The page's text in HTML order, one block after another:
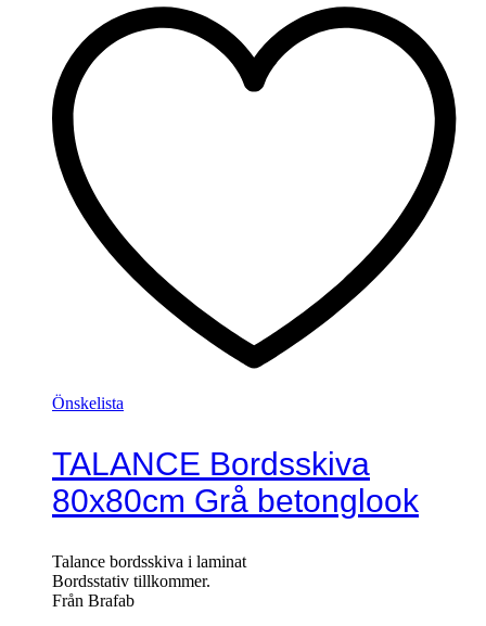
Önskelista
TALANCE Bordsskiva
80x80cm Grå betonglook
Talance bordsskiva i laminat
Bordsstativ tillkommer.
Från Brafab